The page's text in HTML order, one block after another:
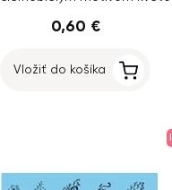
0,60 €
Vložiť do košíka